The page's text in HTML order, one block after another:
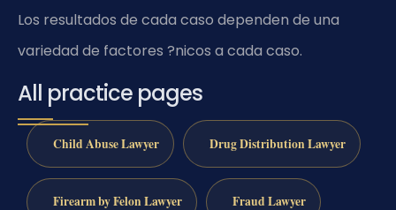
Los resultados de cada caso dependen de una
variedad de factores ?nicos a cada caso.
All practice pages
Child Abuse Lawyer Drug Distribution Lawyer
Firearm by Felon Lawyer Fraud Lawyer